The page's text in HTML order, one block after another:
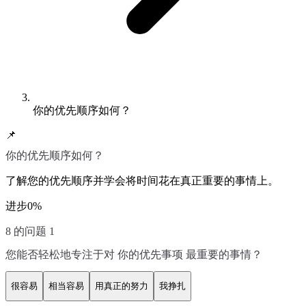
你的优先顺序如何？
📌
你的优先顺序如何？
了解您的优先顺序并学会将时间花在真正重要的事情上。
进步0%
8 的问题 1
您能否轻松地专注于对 你的优先事项 最重要的事情？
很容易 相当容易 用真正的努力 我挣扎